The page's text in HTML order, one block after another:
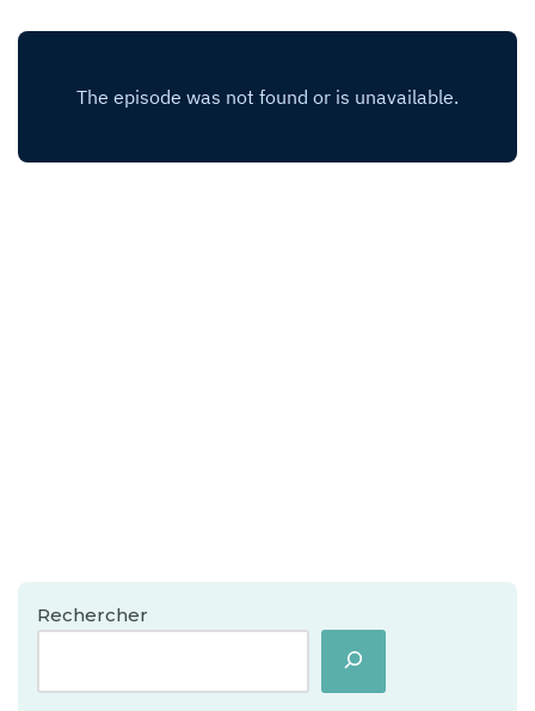
Rechercher